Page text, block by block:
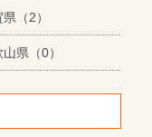
（2）
県（0）